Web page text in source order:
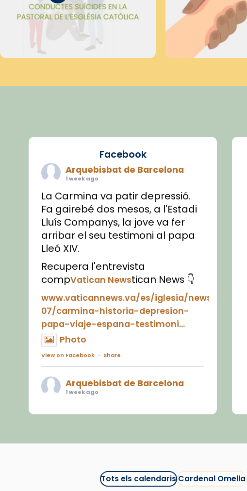
Facebook
Arquebisbat de Barcelona
1 week ago
La Carmina va patir depressió.
Fa gairebé dos mesos, a l'Estadi
Lluís Companys, la jove va fer
arribar el seu testimoni al papa
Lleó XIV.
Recupera l'entrevista
compVatican Newstican News 👇
www.vaticannews.va/es/iglesia/news/2026-
07/carmina-historia-depresion-
papa-viaje-espana-testimoni...
Photo
View on Facebook · Share
Arquebisbat de Barcelona
1 week ago
juliol la missa de Les Santes de
Tots els calendarisCardenal Omella